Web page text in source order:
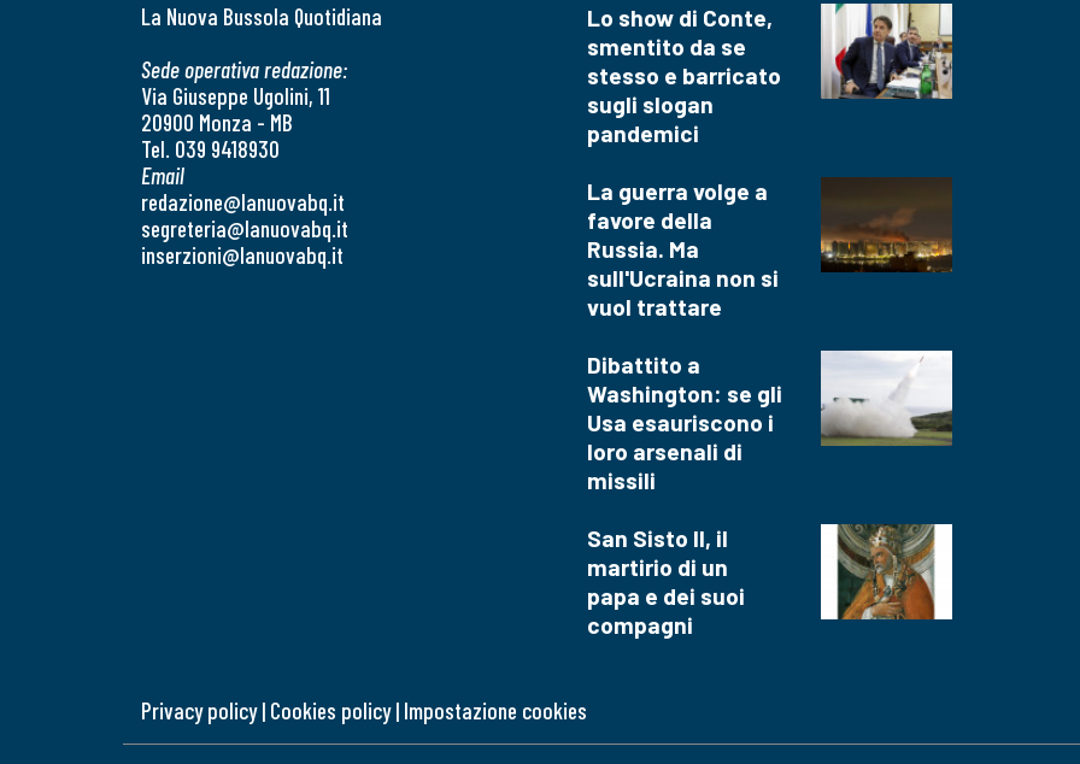
La Nuova Bussola Quotidiana
Sede operativa redazione:
Via Giuseppe Ugolini, 11
20900 Monza - MB
Tel. 039 9418930
Email
redazione@lanuovabq.it
segreteria@lanuovabq.it
inserzioni@lanuovabq.it
Lo show di Conte,
smentito da se
stesso e barricato
sugli slogan
pandemici
La guerra volge a
favore della
Russia. Ma
sull'Ucraina non si
vuol trattare
Dibattito a
Washington: se gli
Usa esauriscono i
loro arsenali di
missili
San Sisto II, il
martirio di un
papa e dei suoi
compagni
Privacy policy| Cookies policy| Impostazione cookies